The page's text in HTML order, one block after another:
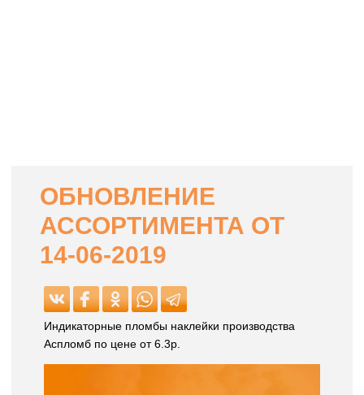
ОБНОВЛЕНИЕ
АССОРТИМЕНТА ОТ
14-06-2019
Индикаторные пломбы наклейки производства
Аспломб по цене от 6.3р.